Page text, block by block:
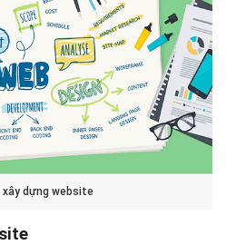
xây dựng website